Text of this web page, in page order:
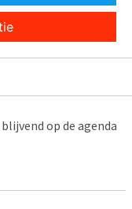
op de agenda